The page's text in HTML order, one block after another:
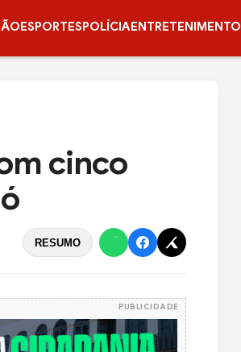
ESPORTESPOLÍCIAENTRETENIMENTO
cinco
RESUMO
PUBLICIDADE